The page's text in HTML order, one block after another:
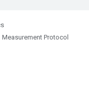
Measurement Protocol